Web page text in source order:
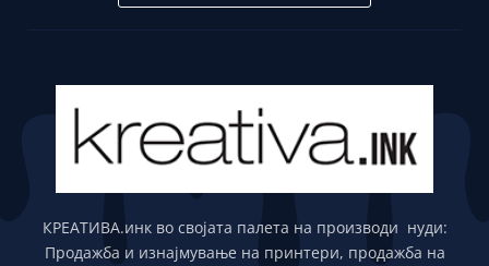
КРЕАТИВА.инк во својата палета на производи нуди:
Продажба и изнајмување на принтери, продажба на